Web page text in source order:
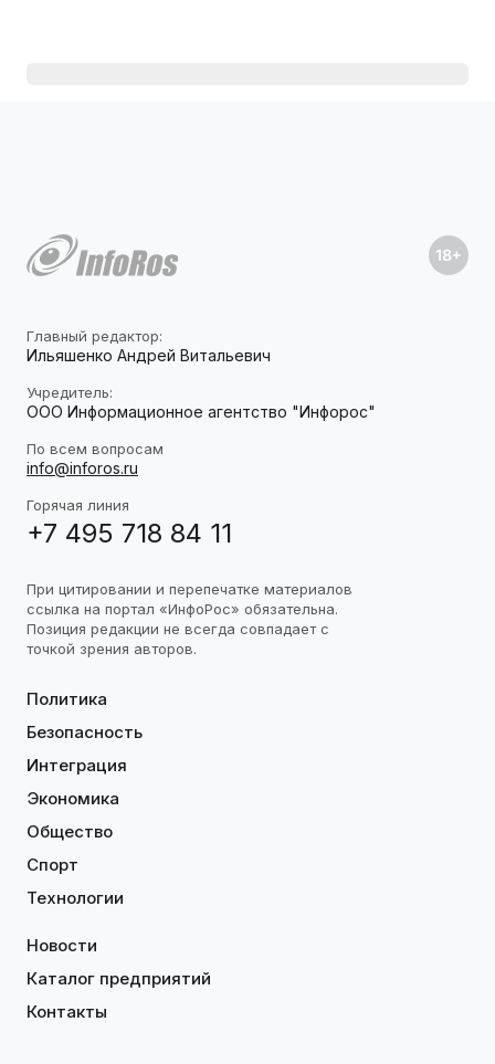
Главный редактор:
Ильяшенко Андрей Витальевич
Учредитель:
ООО Информационное агентство "Инфорос"
По всем вопросам
info@inforos.ru
Горячая линия
+7 495 718 84 11
При цитировании и перепечатке материалов
ссылка на портал «ИнфоРос» обязательна.
Позиция редакции не всегда совпадает с
точкой зрения авторов.
Политика
Безопасность
Интеграция
Экономика
Общество
Спорт
Технологии
Новости
Каталог предприятий
Контакты